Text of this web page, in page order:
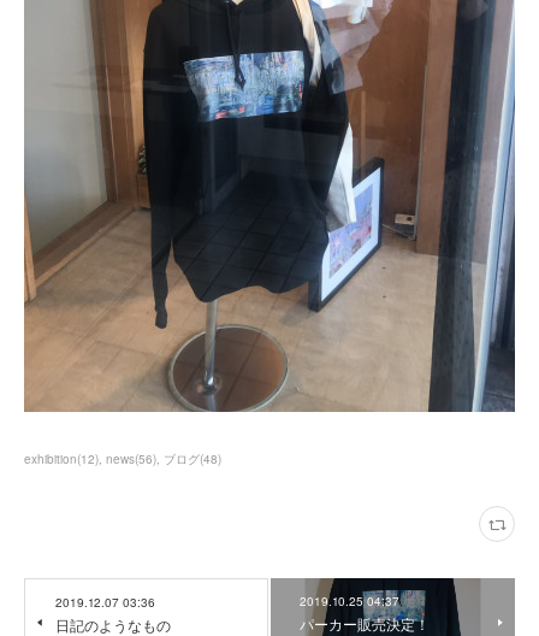
exhibition(12) news(56) ブログ(48)
2019.12.07 03:36
日記のようなもの
2019.10.25 04:37
パーカー販売決定！